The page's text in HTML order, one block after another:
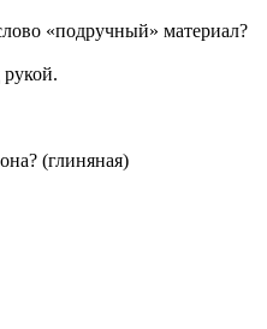
«подручный» материал?
(глиняная)